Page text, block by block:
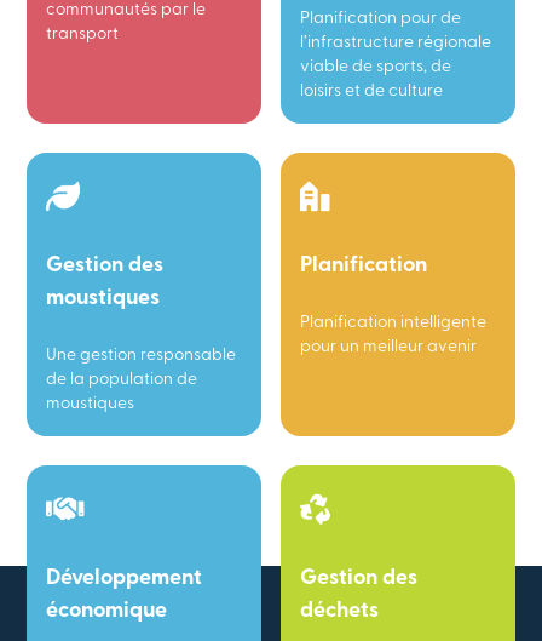
communautés par le
transport
Planification pour de
l’infrastructure régionale
viable de sports, de
loisirs et de culture
Gestion des
moustiques
Une gestion responsable
de la population de
moustiques
Planification
Planification intelligente
pour un meilleur avenir
Développement
économique
Gestion des
déchets